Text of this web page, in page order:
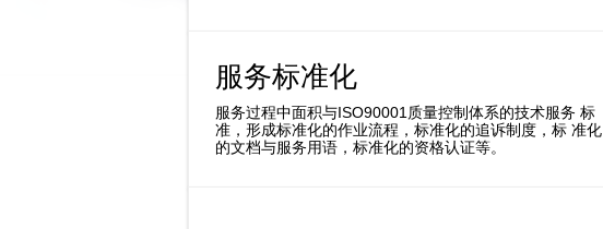
服务标准化
服务过程中面积与ISO90001质量控制体系的技术服务 标
准，形成标准化的作业流程，标准化的追诉制度，标 准化
的文档与服务用语，标准化的资格认证等。